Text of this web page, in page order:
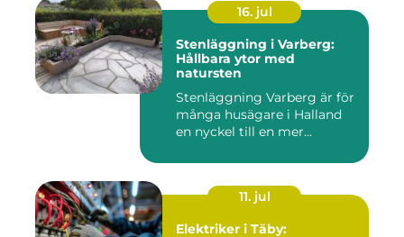
16. jul
Stenläggning i Varberg:
Hållbara ytor med
natursten
Stenläggning Varberg är för
många husägare i Halland
en nyckel till en mer...
11. jul
Elektriker i Täby: